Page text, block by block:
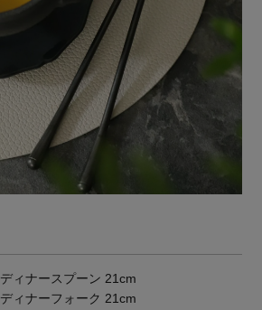
ディナースプーン 21cm
ディナーフォーク 21cm